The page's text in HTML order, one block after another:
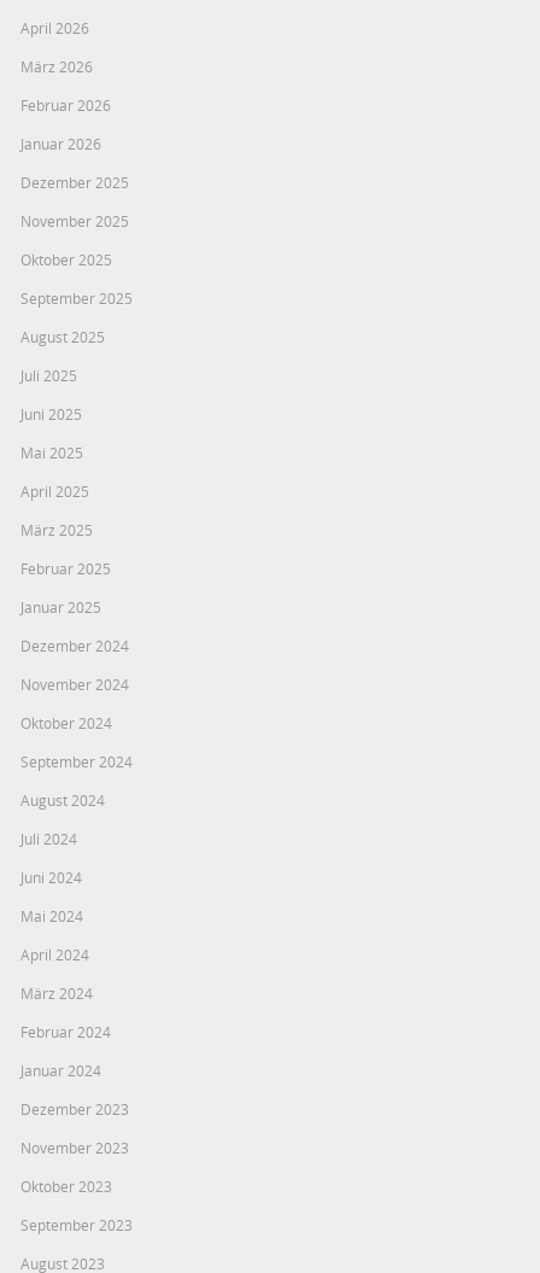
April 2026
März 2026
Februar 2026
Januar 2026
Dezember 2025
November 2025
Oktober 2025
September 2025
August 2025
Juli 2025
Juni 2025
Mai 2025
April 2025
März 2025
Februar 2025
Januar 2025
Dezember 2024
November 2024
Oktober 2024
September 2024
August 2024
Juli 2024
Juni 2024
Mai 2024
April 2024
März 2024
Februar 2024
Januar 2024
Dezember 2023
November 2023
Oktober 2023
September 2023
August 2023